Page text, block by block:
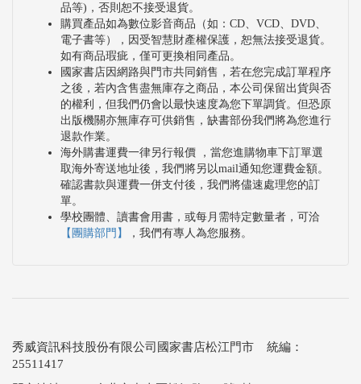
品等)，否則恕不接受退貨。
購買產品如為數位影音商品（如：CD、VCD、DVD、
電子書等），因受智慧財產權保護，恕無法接受退貨。
如有商品瑕疵，僅可更換相同產品。
國家書店因網路與門市共同銷售，若在您完成訂單程序
之後，若內含售盡無庫存之商品，本公司保留出貨與否
的權利，但我們仍會以最快速度為您下單調貨。但恐原
出版機關亦無庫存可供銷售，缺書部份我們將為您進行
退款作業。
海外購書運費一律另行報價 ，當您進購物車下訂單選
取海外寄送地址後，我們將另以mail通知您運費金額。
確認書款與運費一併支付後，我們將儘速處理您的訂
單。
學校團體、讀書會用書，或每月需特定數量者，可洽
【團購部門】
，我們有專人為您服務。
秀威資訊科技股份有限公司國家書店松江門市 統編：
25511417